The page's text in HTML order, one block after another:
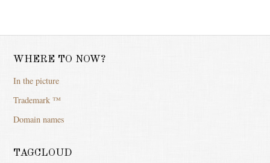
WHERE TO NOW?
In the picture
Trademark ™
Domain names
TAGCLOUD